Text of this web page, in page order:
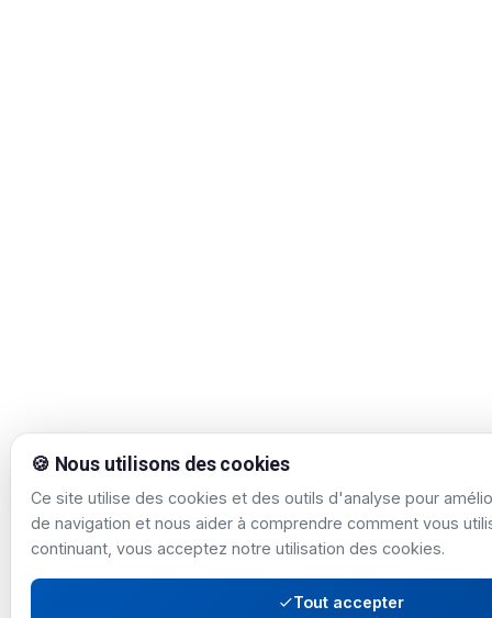
🍪 Nous utilisons des cookies
Ce site utilise des cookies et des outils d'analyse pour
de navigation et nous aider à comprendre comment vous
continuant, vous acceptez notre utilisation des cookies.
Tout accepter